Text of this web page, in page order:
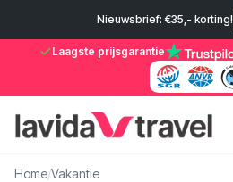
Nieuwsbrief: €35,- korting!
Laagste prijsgarantie
Home/Vakantie